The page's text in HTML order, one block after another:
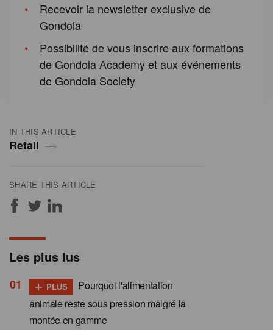
IN THIS ARTICLE
Retail
SHARE THIS ARTICLE
Recevoir la newsletter exclusive de
Gondola
Possibilité de vous inscrire aux formations
de Gondola Academy et aux événements
de Gondola Society
Les plus lus
+ PLUS
Pourquoi l'alimentation
animale reste sous pression malgré la
montée en gamme